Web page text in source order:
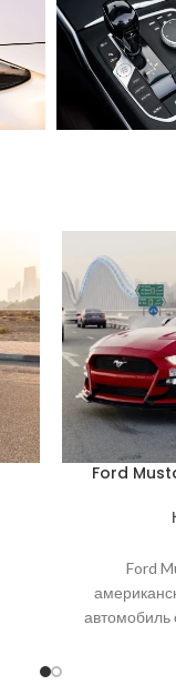
Ford
Ford